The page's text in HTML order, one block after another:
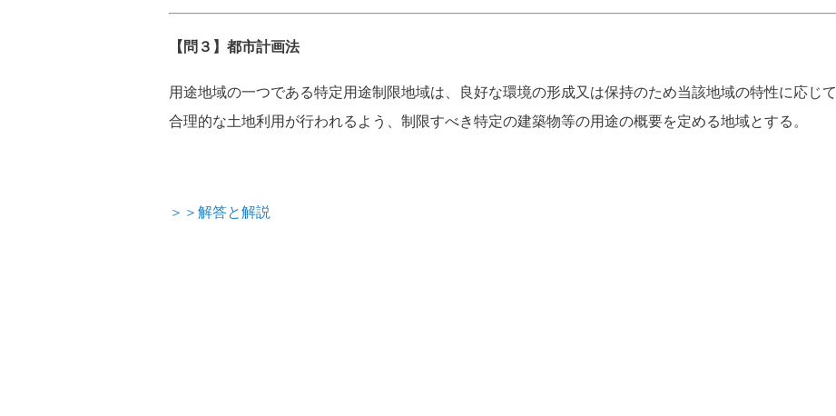
【問３】都市計画法
用途地域の一つである特定用途制限地域は、良好な環境の形成又は保持のため当該地域の特性に応じて
合理的な土地利用が行われるよう、制限すべき特定の建築物等の用途の概要を定める地域とする。
＞＞解答と解説